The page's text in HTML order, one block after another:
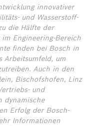
innovativer
und Wasserstoff-
die Hälfte der
Engineering-Bereich
finden bei Bosch in
Arbeitsumfeld, um
Auch in den
Bischofshofen, Linz
und
dynamische
Erfolg der Bosch-
Informationen